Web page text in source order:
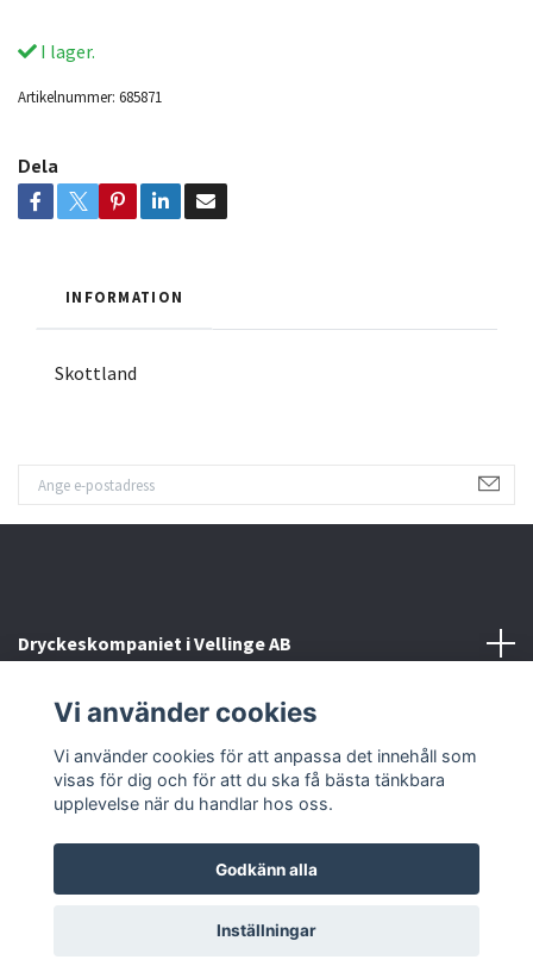
I lager.
Artikelnummer: 685871
Dela
INFORMATION
Skottland
Dryckeskompaniet i Vellinge AB
Kontakta oss
Sociala medier
© 2026 Dryckeskompaniet i Vellinge
Vi använder cookies
Vi använder cookies för att anpassa det innehåll som
visas för dig och för att du ska få bästa tänkbara
upplevelse när du handlar hos oss.
Godkänn alla
Inställningar